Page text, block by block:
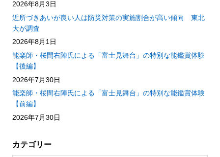
2026年8月3日
近所づきあいが良い人は防災対策の実施割合が高い傾向 東北
大が調査
2026年8月1日
能楽師・桜間右陣氏による「富士見舞台」の特別な能鑑賞体験
【後編】
2026年7月30日
能楽師・桜間右陣氏による「富士見舞台」の特別な能鑑賞体験
【前編】
2026年7月30日
カテゴリー